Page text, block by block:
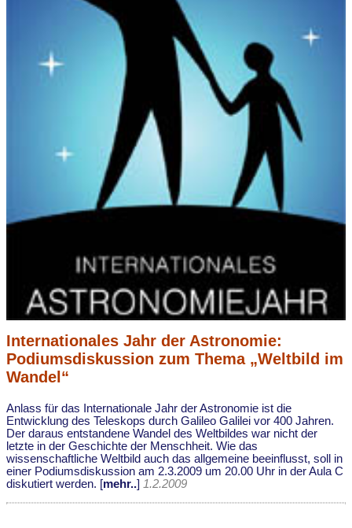
Internationales Jahr der Astronomie:
Podiumsdiskussion zum Thema „Weltbild im
Wandel“
Anlass für das Internationale Jahr der Astronomie ist die
Entwicklung des Teleskops durch Galileo Galilei vor 400 Jahren.
Der daraus entstandene Wandel des Weltbildes war nicht der
letzte in der Geschichte der Menschheit. Wie das
wissenschaftliche Weltbild auch das allgemeine beeinflusst, soll in
einer Podiumsdiskussion am 2.3.2009 um 20.00 Uhr in der Aula C
diskutiert werden. [mehr..] 1.2.2009